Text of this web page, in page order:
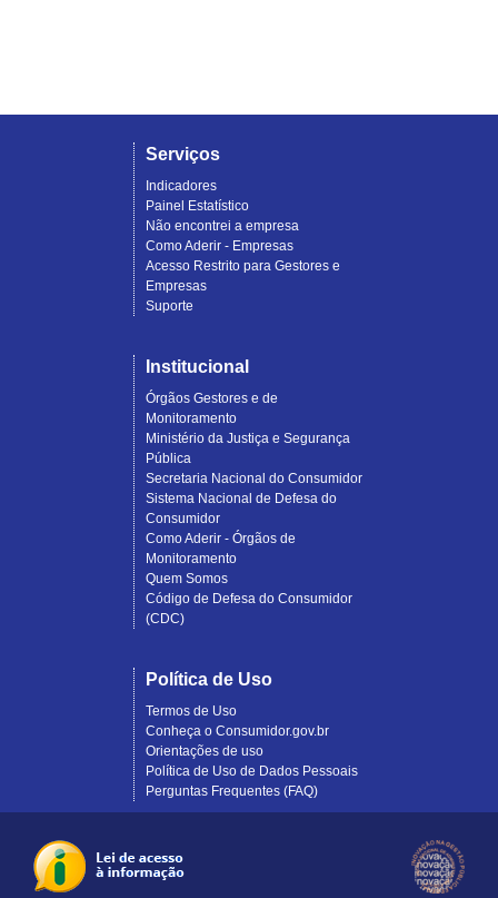
Serviços
Indicadores
Painel Estatístico
Não encontrei a empresa
Como Aderir - Empresas
Acesso Restrito para Gestores e
Empresas
Suporte
Institucional
Órgãos Gestores e de
Monitoramento
Ministério da Justiça e Segurança
Pública
Secretaria Nacional do Consumidor
Sistema Nacional de Defesa do
Consumidor
Como Aderir - Órgãos de
Monitoramento
Quem Somos
Código de Defesa do Consumidor
(CDC)
Política de Uso
Termos de Uso
Conheça o Consumidor.gov.br
Orientações de uso
Política de Uso de Dados Pessoais
Perguntas Frequentes (FAQ)